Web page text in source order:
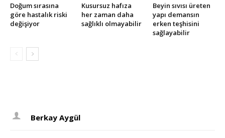
Doğum sırasına
göre hastalık riski
değişiyor
Kusursuz hafıza
her zaman daha
sağlıklı olmayabilir
Beyin sıvısı üreten
yapı demansın
erken teşhisini
sağlayabilir
Berkay Aygül